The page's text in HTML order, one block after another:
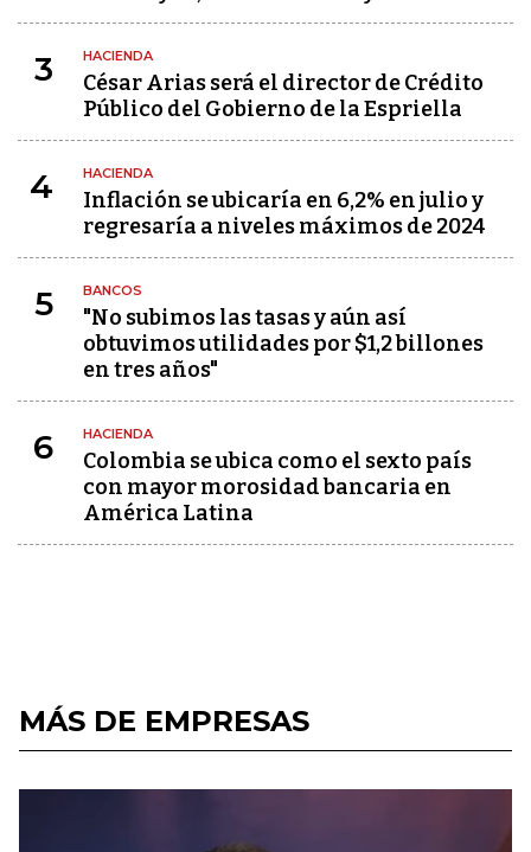
3 HACIENDA
César Arias será el director de Crédito
Público del Gobierno de la Espriella
4 HACIENDA
Inflación se ubicaría en 6,2% en julio y
regresaría a niveles máximos de 2024
5 BANCOS
"No subimos las tasas y aún así
obtuvimos utilidades por $1,2 billones
en tres años"
6 HACIENDA
Colombia se ubica como el sexto país
con mayor morosidad bancaria en
América Latina
MÁS DE EMPRESAS